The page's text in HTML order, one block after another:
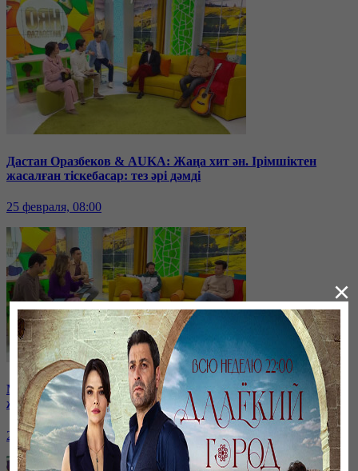
Дастан Оразбеков & AUKA: Жаңа хит ән. Ірімшіктен
жасалған тіскебасар: тез әрі дәмді
25 февраля, 08:00
Мистер Бинге пародия! Нумерологтарға кімдер көп
жүгінеді? Көктемгі депрессиямен күрес.
24 февраля, 08:00
×